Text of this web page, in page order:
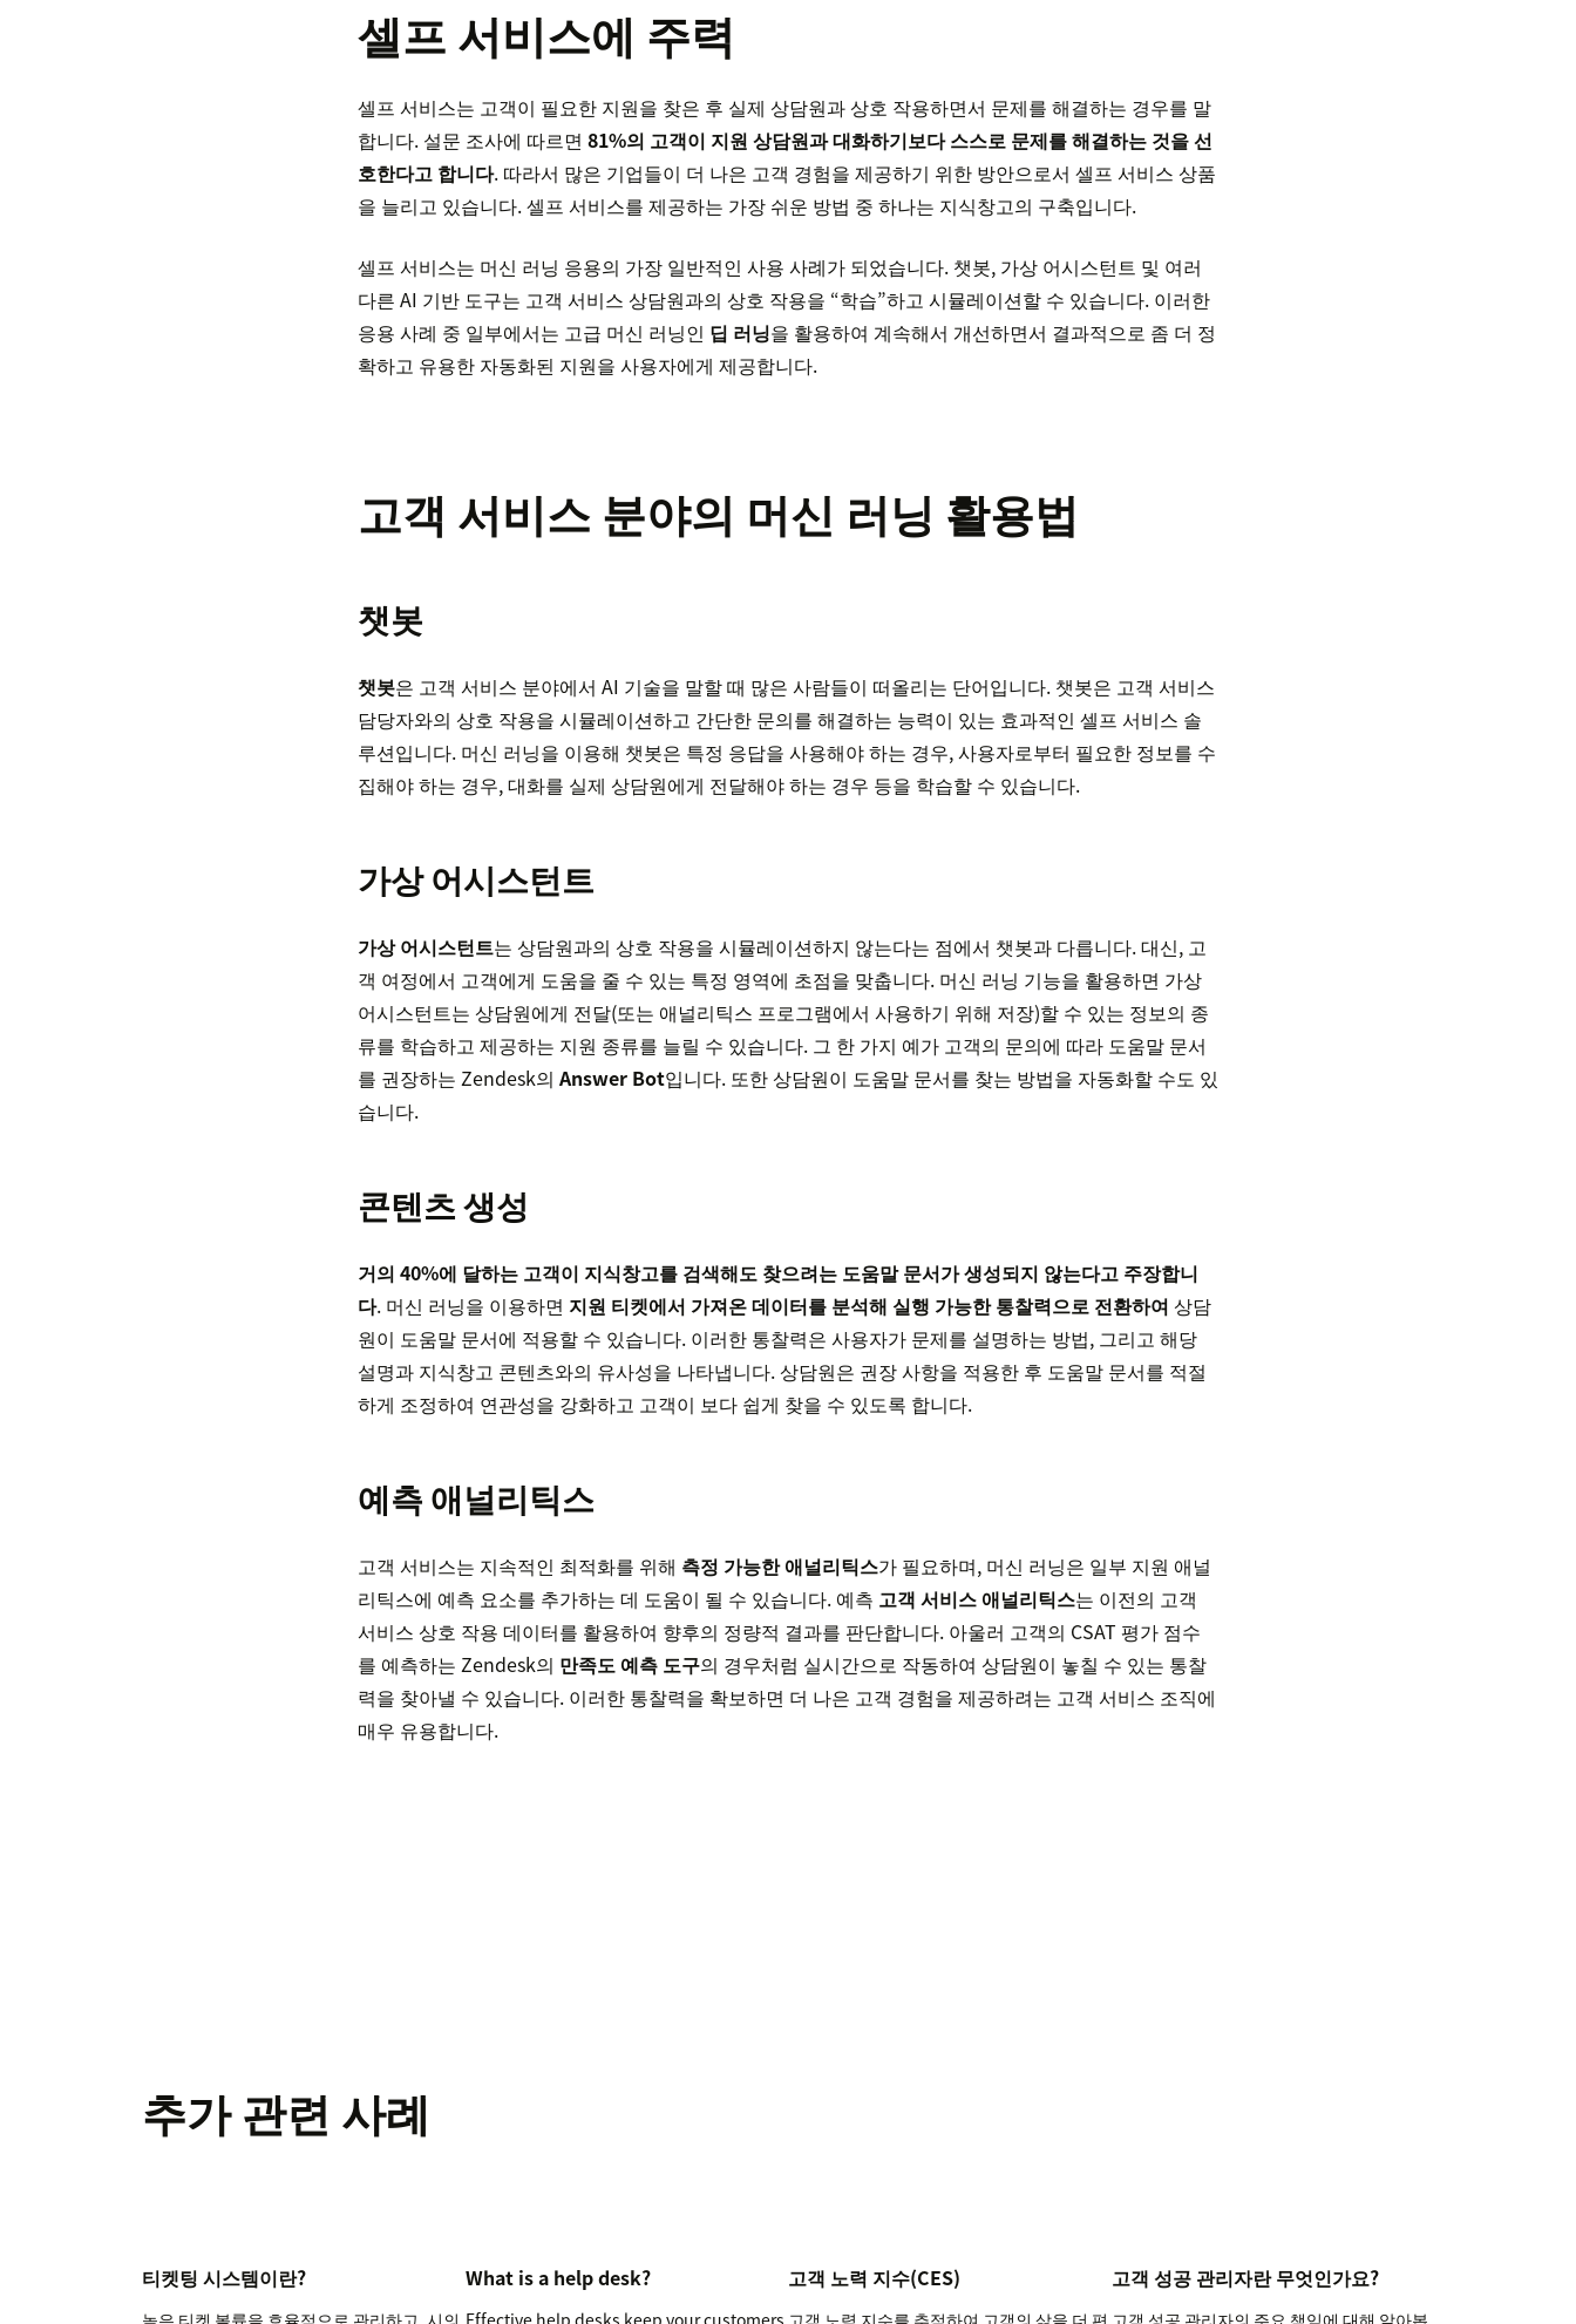
셀프 서비스에 주력
셀프 서비스는 고객이 필요한 지원을 찾은 후 실제 상담원과 상호 작용하면서 문제를 해결하는 경우를 말
합니다. 설문 조사에 따르면 81%의 고객이 지원 상담원과 대화하기보다 스스로 문제를 해결하는 것을 선
호한다고 합니다. 따라서 많은 기업들이 더 나은 고객 경험을 제공하기 위한 방안으로서 셀프 서비스 상품
을 늘리고 있습니다. 셀프 서비스를 제공하는 가장 쉬운 방법 중 하나는 지식창고의 구축입니다.
셀프 서비스는 머신 러닝 응용의 가장 일반적인 사용 사례가 되었습니다. 챗봇, 가상 어시스턴트 및 여러
다른 AI 기반 도구는 고객 서비스 상담원과의 상호 작용을 “학습”하고 시뮬레이션할 수 있습니다. 이러한
응용 사례 중 일부에서는 고급 머신 러닝인 딥 러닝을 활용하여 계속해서 개선하면서 결과적으로 좀 더 정
확하고 유용한 자동화된 지원을 사용자에게 제공합니다.
고객 서비스 분야의 머신 러닝 활용법
챗봇
챗봇은 고객 서비스 분야에서 AI 기술을 말할 때 많은 사람들이 떠올리는 단어입니다. 챗봇은 고객 서비스
담당자와의 상호 작용을 시뮬레이션하고 간단한 문의를 해결하는 능력이 있는 효과적인 셀프 서비스 솔
루션입니다. 머신 러닝을 이용해 챗봇은 특정 응답을 사용해야 하는 경우, 사용자로부터 필요한 정보를 수
집해야 하는 경우, 대화를 실제 상담원에게 전달해야 하는 경우 등을 학습할 수 있습니다.
가상 어시스턴트
가상 어시스턴트는 상담원과의 상호 작용을 시뮬레이션하지 않는다는 점에서 챗봇과 다릅니다. 대신, 고
객 여정에서 고객에게 도움을 줄 수 있는 특정 영역에 초점을 맞춥니다. 머신 러닝 기능을 활용하면 가상
어시스턴트는 상담원에게 전달(또는 애널리틱스 프로그램에서 사용하기 위해 저장)할 수 있는 정보의 종
류를 학습하고 제공하는 지원 종류를 늘릴 수 있습니다. 그 한 가지 예가 고객의 문의에 따라 도움말 문서
를 권장하는 Zendesk의 Answer Bot입니다. 또한 상담원이 도움말 문서를 찾는 방법을 자동화할 수도 있
습니다.
콘텐츠 생성
거의 40%에 달하는 고객이 지식창고를 검색해도 찾으려는 도움말 문서가 생성되지 않는다고 주장합니
다. 머신 러닝을 이용하면 지원 티켓에서 가져온 데이터를 분석해 실행 가능한 통찰력으로 전환하여 상담
원이 도움말 문서에 적용할 수 있습니다. 이러한 통찰력은 사용자가 문제를 설명하는 방법, 그리고 해당
설명과 지식창고 콘텐츠와의 유사성을 나타냅니다. 상담원은 권장 사항을 적용한 후 도움말 문서를 적절
하게 조정하여 연관성을 강화하고 고객이 보다 쉽게 찾을 수 있도록 합니다.
예측 애널리틱스
고객 서비스는 지속적인 최적화를 위해 측정 가능한 애널리틱스가 필요하며, 머신 러닝은 일부 지원 애널
리틱스에 예측 요소를 추가하는 데 도움이 될 수 있습니다. 예측 고객 서비스 애널리틱스는 이전의 고객
서비스 상호 작용 데이터를 활용하여 향후의 정량적 결과를 판단합니다. 아울러 고객의 CSAT 평가 점수
를 예측하는 Zendesk의 만족도 예측 도구의 경우처럼 실시간으로 작동하여 상담원이 놓칠 수 있는 통찰
력을 찾아낼 수 있습니다. 이러한 통찰력을 확보하면 더 나은 고객 경험을 제공하려는 고객 서비스 조직에
매우 유용합니다.
추가 관련 사례
티켓팅 시스템이란? What is a help desk? 고객 노력 지수(CES) 고객 성공 관리자란 무엇인가요?